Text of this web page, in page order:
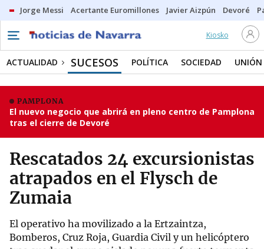
Jorge Messi Acertante Euromillones Javier Aizpún Devoré
Kiosko
ACTUALIDAD SUCESOS POLÍTICA SOCIEDAD UNIÓN
PAMPLONA
El nuevo negocio que abrirá en pleno centro de Pamplona
tras el cierre de Devoré
Rescatados 24 excursionistas
atrapados en el Flysch de
Zumaia
El operativo ha movilizado a la Ertzaintza,
Bomberos, Cruz Roja, Guardia Civil y un helicóptero